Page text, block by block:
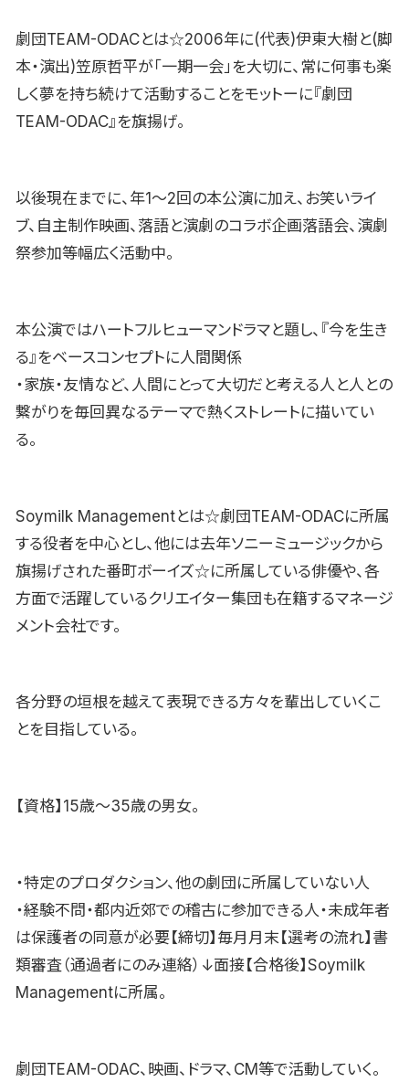
劇団TEAM-ODACとは☆2006年に(代表)伊東大樹と(脚
本・演出)笠原哲平が「一期一会」を大切に、常に何事も楽
しく夢を持ち続けて活動することをモットーに『劇団
TEAM-ODAC』を旗揚げ。
以後現在までに、年1〜2回の本公演に加え、お笑いライ
ブ、自主制作映画、落語と演劇のコラボ企画落語会、演劇
祭参加等幅広く活動中。
本公演ではハートフルヒューマンドラマと題し、『今を生き
る』をベースコンセプトに人間関係
・家族・友情など、人間にとって大切だと考える人と人との
繋がりを毎回異なるテーマで熱くストレートに描いてい
る。
Soymilk Managementとは☆劇団TEAM-ODACに所属
する役者を中心とし、他には去年ソニーミュージックから
旗揚げされた番町ボーイズ☆に所属している俳優や、各
方面で活躍しているクリエイター集団も在籍するマネージ
メント会社です。
各分野の垣根を越えて表現できる方々を輩出していくこ
とを目指している。
【資格】15歳〜35歳の男女。
・特定のプロダクション、他の劇団に所属していない人
・経験不問・都内近郊での稽古に参加できる人・未成年者
は保護者の同意が必要【締切】毎月月末【選考の流れ】書
類審査（通過者にのみ連絡）↓面接【合格後】Soymilk
Managementに所属。
劇団TEAM-ODAC、映画、ドラマ、CM等で活動していく。